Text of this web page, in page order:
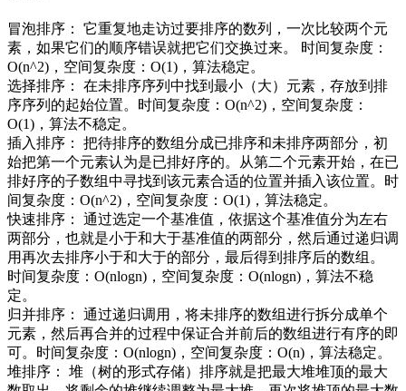
冒泡排序： 它重复地走访过要排序的数列，一次比较两个元
素，如果它们的顺序错误就把它们交换过来。 时间复杂度：
O(n^2)，空间复杂度：O(1)，算法稳定。
选择排序： 在未排序序列中找到最小（大）元素，存放到排
序序列的起始位置。时间复杂度：O(n^2)，空间复杂度：
O(1)，算法不稳定。
插入排序： 把待排序的数组分成已排序和未排序两部分，初
始把第一个元素认为是已排好序的。从第二个元素开始，在已
排好序的子数组中寻找到该元素合适的位置并插入该位置。时
间复杂度：O(n^2)，空间复杂度：O(1)，算法稳定。
快速排序： 通过选定一个基准值，依据这个基准值分为左右
两部分，也就是小于和大于基准值的两部分，然后通过递归调
用再次去排序小于和大于的部分，最后得到排序后的数组。
时间复杂度：O(nlogn)，空间复杂度：O(nlogn)，算法不稳
定。
归并排序： 通过递归调用，将未排序的数组进行拆分成单个
元素，然后再合并的过程中保证合并前后的数组进行有序的即
可。时间复杂度：O(nlogn)，空间复杂度：O(n)，算法稳定。
堆排序： 堆（树的形式存储）排序就是把最大堆堆顶的最大